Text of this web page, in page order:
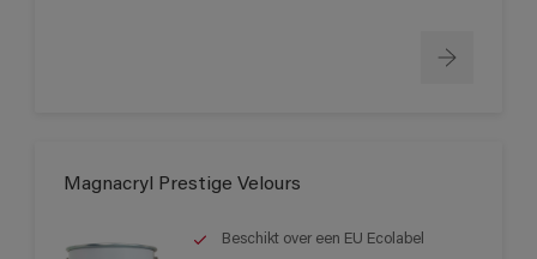
Magnacryl Prestige Velours
Beschikt over een EU Ecolabel